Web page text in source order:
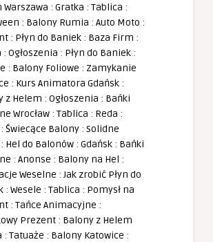
Warszawa : Gratka : Tablica :
: Balony Rumia : Auto Moto :
: Płyn do Baniek : Baza Firm :
: Ogłoszenia : Płyn do Baniek :
: Balony Foliowe : Zamykanie
: Kurs Animatora Gdańsk :
z Helem : Ogłoszenia : Bańki
Wrocław : Tablica : Reda :
: Świecące Balony : Solidne
: Hel do Balonów : Gdańsk : Bańki
: Anonse : Balony na Hel :
Weselne :Jak zrobić Płyn do
: Wesele : Tablica : Pomysł na
: Tańce Animacyjne :
Prezent : Balony z Helem
: Tatuaże : Balony Katowice :